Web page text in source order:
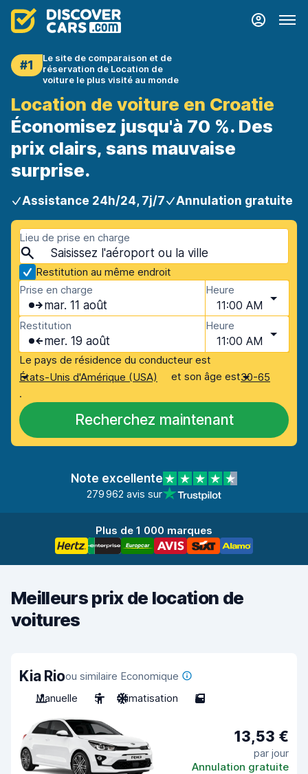
#1
Le site de comparaison et de
réservation de Location de
voiture le plus visité au monde
Location de voiture en Croatie
Économisez jusqu'à 70 %. Des
prix clairs, sans mauvaise
surprise.
Assistance 24h/24, 7j/7 Annulation gratuite
Lieu de prise en charge
Restitution au même endroit
Prise en charge
mar. 11 août
Heure
11:00 AM
Restitution
mer. 19 août
Heure
11:00 AM
Le pays de résidence du conducteur est
États-Unis d'Amérique (USA)
et son âge est30-65
.
Recherchez maintenant
Note excellente
279 962 avis sur
Plus de 1 000 marques
Meilleurs prix de location de
voitures
Kia Rioou similaire Economique
Manuelle
5 Climatisation 5
13,53 €
par jour
Annulation gratuite